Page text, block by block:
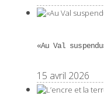
«Au Val
15 avril 2026